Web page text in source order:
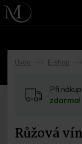
Úvod
->
E-shop
Při
zdarma!
Růžová